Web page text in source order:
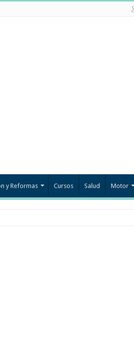
y Reformas Cursos Salud Motor